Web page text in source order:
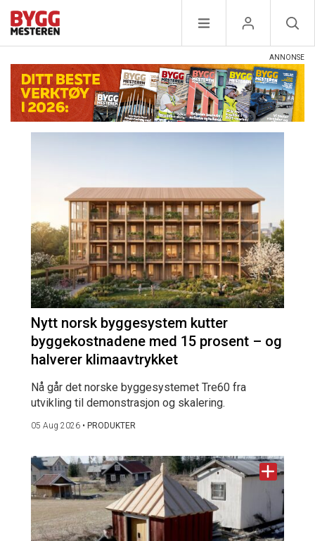
Nytt norsk byggesystem kutter
byggekostnadene med 15 prosent – og
halverer klimaavtrykket
Nå går det norske byggesystemet Tre60 fra
utvikling til demonstrasjon og skalering.
05 Aug 2026 • PRODUKTER